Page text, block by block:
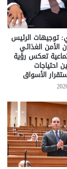
توجيهات الرئيس
الغذائي
تعكس رؤية
احتياجات
الأسواق